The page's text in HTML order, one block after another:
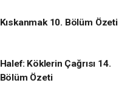
Kıskanmak 10. Bölüm Özeti
Halef: Köklerin Çağrısı 14.
Bölüm Özeti